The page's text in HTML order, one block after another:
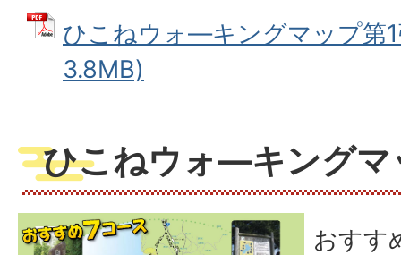
ひこねウォ―キングマップ第
3.8MB)
ひこねウォ―キングマ
おすす